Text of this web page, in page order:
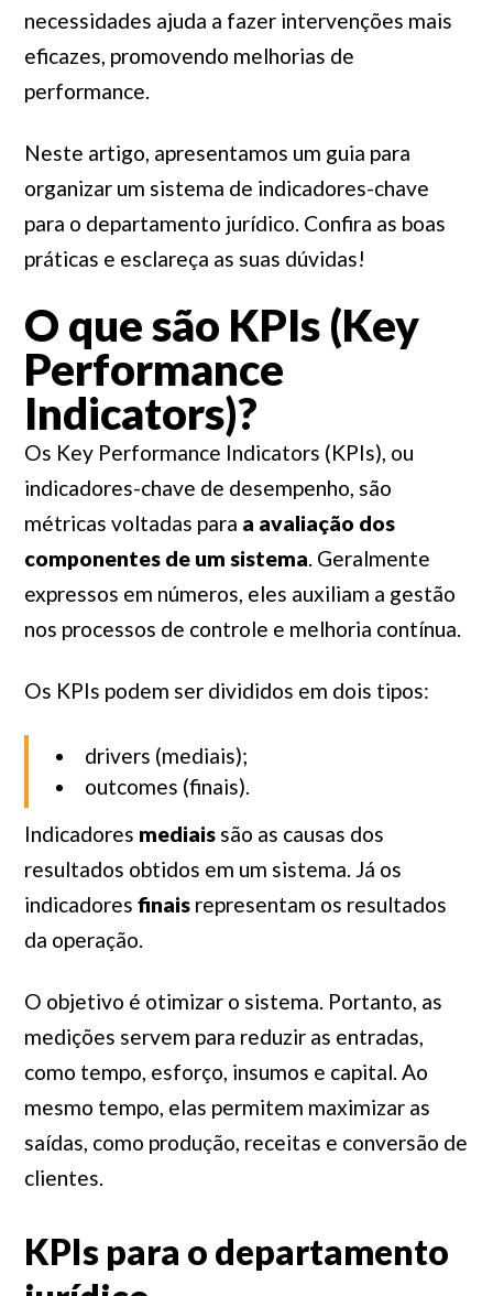
necessidades ajuda a fazer intervenções mais
eficazes, promovendo melhorias de
performance.
Neste artigo, apresentamos um guia para
organizar um sistema de indicadores-chave
para o departamento jurídico. Confira as boas
práticas e esclareça as suas dúvidas!
O que são KPIs (Key
Performance
Indicators)?
Os Key Performance Indicators (KPIs), ou
indicadores-chave de desempenho, são
métricas voltadas para a avaliação dos
componentes de um sistema. Geralmente
expressos em números, eles auxiliam a gestão
nos processos de controle e melhoria contínua.
Os KPIs podem ser divididos em dois tipos:
drivers (mediais);
outcomes (finais).
Indicadores mediaissão as causas dos
resultados obtidos em um sistema. Já os
indicadores finaisrepresentam os resultados
da operação.
O objetivo é otimizar o sistema. Portanto, as
medições servem para reduzir as entradas,
como tempo, esforço, insumos e capital. Ao
mesmo tempo, elas permitem maximizar as
saídas, como produção, receitas e conversão de
clientes.
KPIs para o departamento